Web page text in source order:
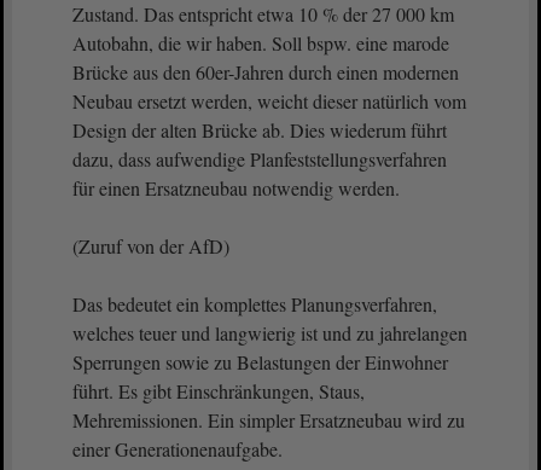
Zustand. Das entspricht etwa 10 % der 27 000 km
Autobahn, die wir haben. Soll bspw. eine marode
Brücke aus den 60er-Jahren durch einen modernen
Neubau ersetzt werden, weicht dieser natürlich vom
Design der alten Brücke ab. Dies wiederum führt
dazu, dass aufwendige Planfeststellungsverfahren
für einen Ersatzneubau notwendig werden.
(Zuruf von der AfD)
Das bedeutet ein komplettes Planungsverfahren,
welches teuer und langwierig ist und zu jahrelangen
Sperrungen sowie zu Belastungen der Einwohner
führt. Es gibt Einschränkungen, Staus,
Mehremissionen. Ein simpler Ersatzneubau wird zu
einer Generationenaufgabe.